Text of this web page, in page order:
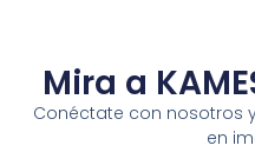
Mira a
Conéctate con nosotros
en